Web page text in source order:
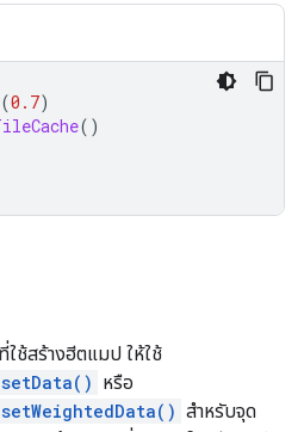
(0.7)
()
ช้สร้างฮีตแมป ให้ใช้
หรือ
สำหรับจุด